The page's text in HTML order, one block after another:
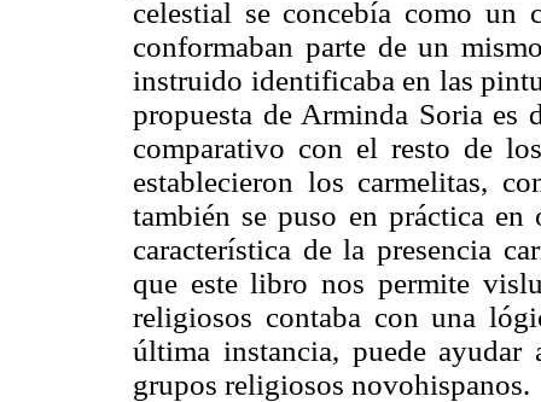
celestial se concebía como un
conformaban parte de un
instruido identificaba en las
propuesta de Arminda Soria es
comparativo con el resto de
establecieron los carmelitas,
también se puso en práctica en
característica de la presencia
que este libro nos permite
religiosos contaba con una
última instancia, puede ayudar
grupos religiosos novohispanos.